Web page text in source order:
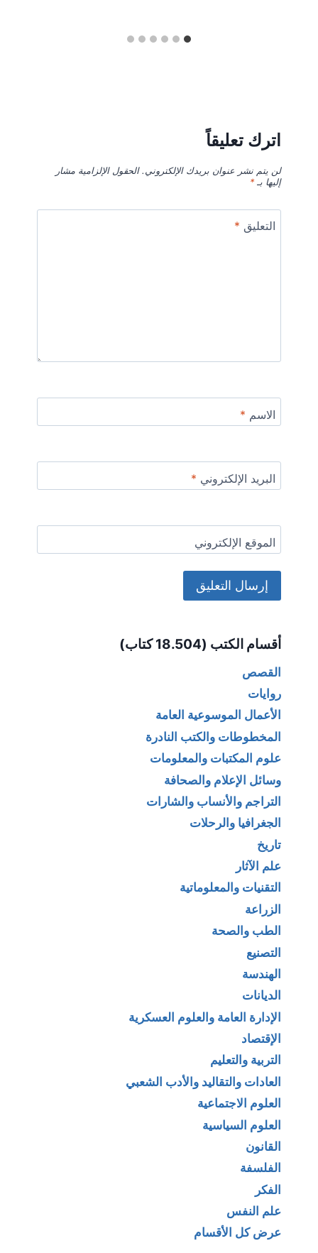
اترك تعليقاً
لن يتم نشر عنوان بريدك الإلكتروني. الحقول الإلزامية مشار
إليها بـ*
التعليق *
الاسم *
البريد الإلكتروني *
الموقع الإلكتروني
أقسام الكتب (18.504 كتاب)
القصص
روايات
الأعمال الموسوعية العامة
المخطوطات والكتب النادرة
علوم المكتبات والمعلومات
وسائل الإعلام والصحافة
التراجم والأنساب والشارات
الجغرافيا والرحلات
تاريخ
علم الآثار
التقنيات والمعلوماتية
الزراعة
الطب والصحة
التصنيع
الهندسة
الديانات
الإدارة العامة والعلوم العسكرية
الإقتصاد
التربية والتعليم
العادات والتقاليد والأدب الشعبي
العلوم الاجتماعية
العلوم السياسية
القانون
الفلسفة
الفكر
علم النفس
عرض كل الأقسام